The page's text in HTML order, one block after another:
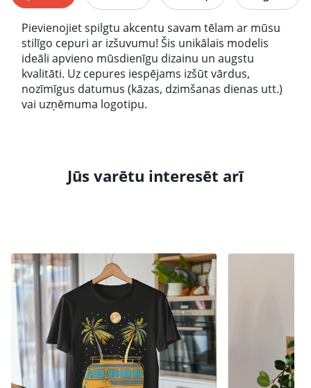
Pievienojiet spilgtu akcentu savam tēlam ar mūsu
stilīgo cepuri ar izšuvumu! Šis unikālais modelis
ideāli apvieno mūsdienīgu dizainu un augstu
kvalitāti. Uz cepures iespējams izšūt vārdus,
nozīmīgus datumus (kāzas, dzimšanas dienas utt.)
vai uzņēmuma logotipu.
Jūs varētu interesēt arī